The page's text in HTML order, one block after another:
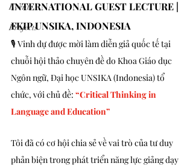
Events
Projects
INTERNATIONAL GUEST LECTURE |
FKIP UNSIKA, INDONESIA
🎙 Vinh dự được mời làm diễn giả quốc tế tại
chuỗi hội thảo chuyên đề do Khoa Giáo dục
Ngôn ngữ, Đại học UNSIKA (Indonesia) tổ
chức, với chủ đề: “Critical Thinking in
Language and Education”
Tôi đã có cơ hội chia sẻ về vai trò của tư duy
phản biện trong phát triển năng lực giảng dạy